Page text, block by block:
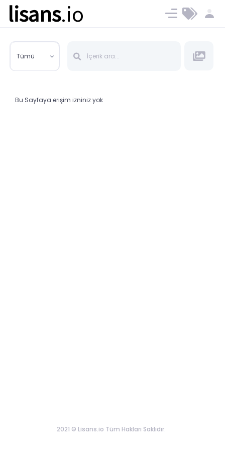
lisans.io Ücret ve Planlar
Tümü
Bu Sayfaya erişim izniniz yok
2021 © Lisans.io Tüm Hakları Saklıdır.